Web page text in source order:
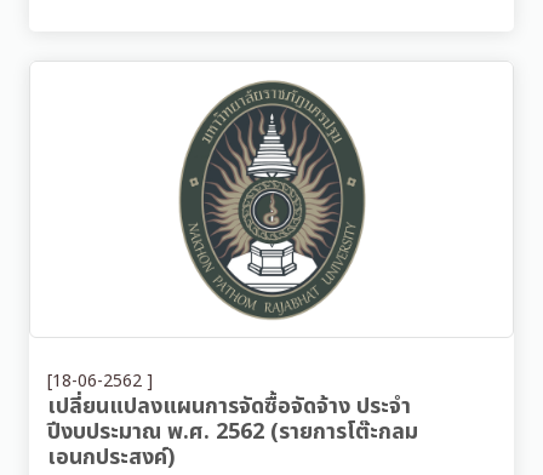
[18-06-2562 ]
เปลี่ยนแปลงแผนการจัดซื้อจัดจ้าง ประจำ
ปีงบประมาณ พ.ศ. 2562 (รายการโต๊ะกลม
เอนกประสงค์)